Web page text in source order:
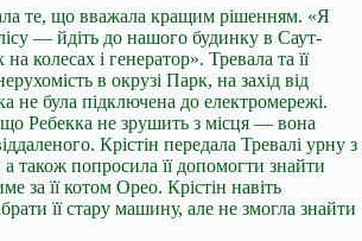
те, що вважала кращим рішенням. «Я
— йдіть до нашого будинку в Саут-
колесах і генератор». Тревала та її
в окрузі Парк, на захід від
не була підключена до електромережі.
що Ребекка не зрушить з місця — вона
Крістін передала Тревалі урну з
а також попросила її допомогти знайти
за її котом Орео. Крістін навіть
її стару машину, але не змогла знайти